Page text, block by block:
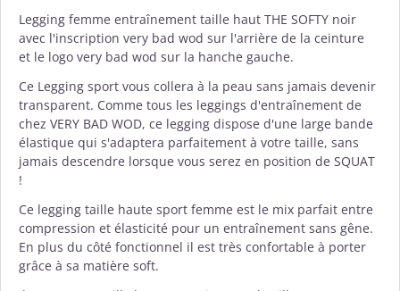
Legging femme entraînement taille haut THE SOFTY noir
avec l'inscription very bad wod sur l'arrière de la ceinture
et le logo very bad wod sur la hanche gauche.
Ce Legging sport vous collera à la peau sans jamais devenir
transparent. Comme tous les leggings d'entraînement de
chez VERY BAD WOD, ce legging dispose d'une large bande
élastique qui s'adaptera parfaitement à votre taille, sans
jamais descendre lorsque vous serez en position de SQUAT
!
Ce legging taille haute sport femme est le mix parfait entre
compression et élasticité pour un entraînement sans gêne.
En plus du côté fonctionnel il est très confortable à porter
grâce à sa matière soft.